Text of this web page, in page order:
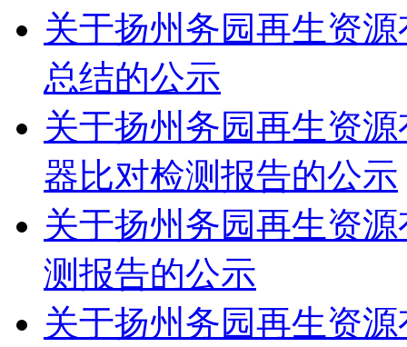
关于扬州务园再生资
总结的公示
关于扬州务园再生资
器比对检测报告的公示
关于扬州务园再生资
测报告的公示
关于扬州务园再生资